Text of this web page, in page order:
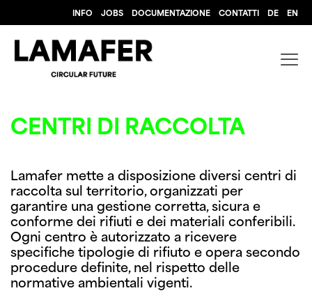
INFO JOBS DOCUMENTAZIONE CONTATTI DE EN
CENTRI DI RACCOLTA
Lamafer mette a disposizione diversi centri di
raccolta sul territorio, organizzati per
garantire una gestione corretta, sicura e
conforme dei rifiuti e dei materiali conferibili.
Ogni centro è autorizzato a ricevere
specifiche tipologie di rifiuto e opera secondo
procedure definite, nel rispetto delle
normative ambientali vigenti.